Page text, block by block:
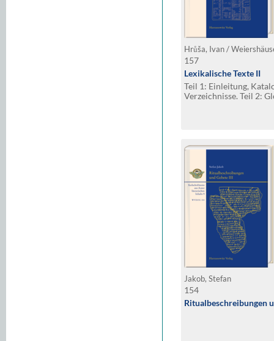
Hrůša, Ivan /
157
Lexikalische Texte II
Teil 1: Einleitung,
Verzeichnisse. Teil 2:
Jakob, Stefan
154
Ritualbeschreibungen